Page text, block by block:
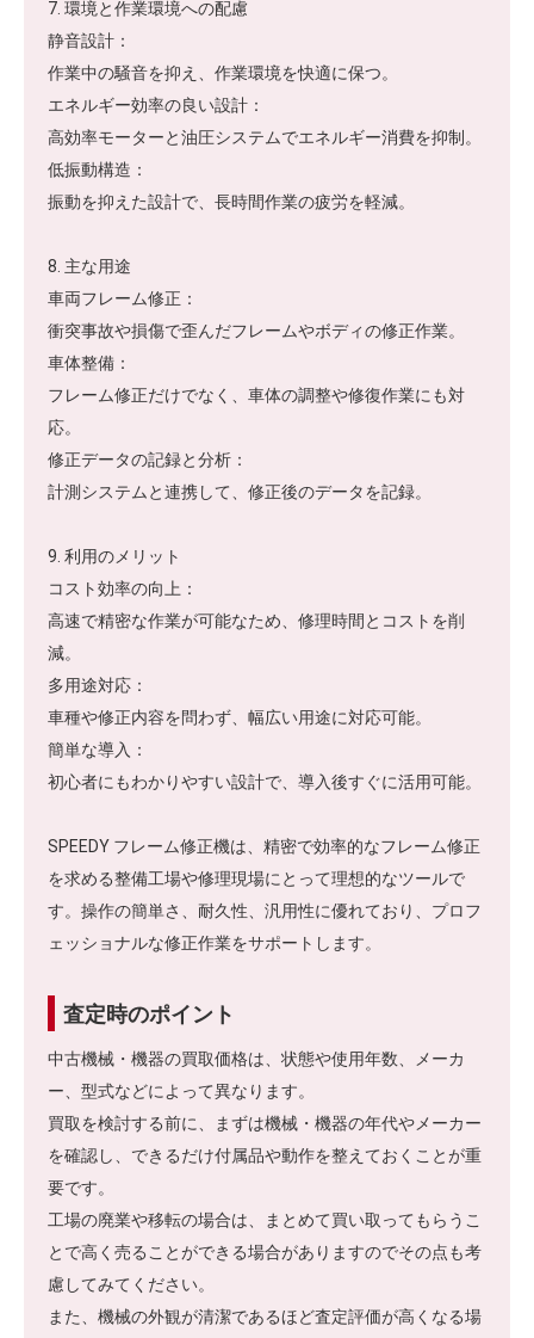
7. 環境と作業環境への配慮
静音設計：
作業中の騒音を抑え、作業環境を快適に保つ。
エネルギー効率の良い設計：
高効率モーターと油圧システムでエネルギー消費を抑制。
低振動構造：
振動を抑えた設計で、長時間作業の疲労を軽減。
8. 主な用途
車両フレーム修正：
衝突事故や損傷で歪んだフレームやボディの修正作業。
車体整備：
フレーム修正だけでなく、車体の調整や修復作業にも対
応。
修正データの記録と分析：
計測システムと連携して、修正後のデータを記録。
9. 利用のメリット
コスト効率の向上：
高速で精密な作業が可能なため、修理時間とコストを削
減。
多用途対応：
車種や修正内容を問わず、幅広い用途に対応可能。
簡単な導入：
初心者にもわかりやすい設計で、導入後すぐに活用可能。
SPEEDY フレーム修正機は、精密で効率的なフレーム修正
を求める整備工場や修理現場にとって理想的なツールで
す。操作の簡単さ、耐久性、汎用性に優れており、プロフ
ェッショナルな修正作業をサポートします。
査定時のポイント
中古機械・機器の買取価格は、状態や使用年数、メーカ
ー、型式などによって異なります。
買取を検討する前に、まずは機械・機器の年代やメーカー
を確認し、できるだけ付属品や動作を整えておくことが重
要です。
工場の廃業や移転の場合は、まとめて買い取ってもらうこ
とで高く売ることができる場合がありますのでその点も考
慮してみてください。
また、機械の外観が清潔であるほど査定評価が高くなる場